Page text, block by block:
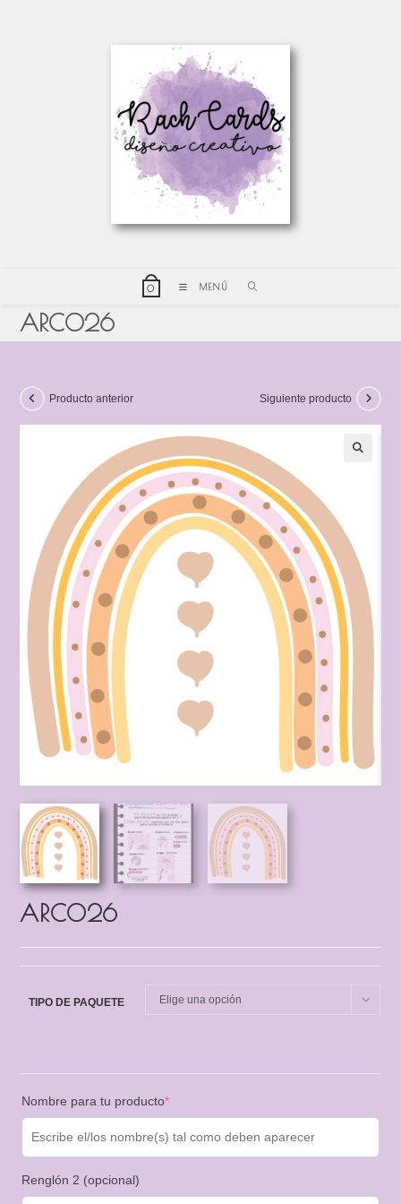
0 MENÚ
ARCO26
Producto anterior Siguiente producto
ARCO26
TIPO DE PAQUETE Elige una opción
Nombre para tu producto*
Renglón 2 (opcional)